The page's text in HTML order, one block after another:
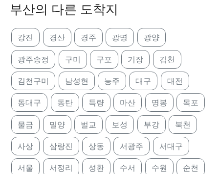
부산의 다른 도착지
강진 경산 경주 광명 광양
광주송정 구미 구포 기장 김천
김천구미 남성현 능주 대구 대전
동대구 동탄 득량 마산 명봉 목포
물금 밀양 벌교 보성 부강 북천
사상 삼랑진 상동 서광주 서대구
서울 서정리 성환 수서 수원 순천